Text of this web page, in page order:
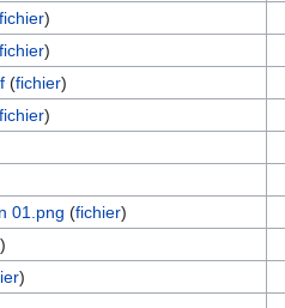
)
)
(fichier)
)
01.png (fichier)
)
)